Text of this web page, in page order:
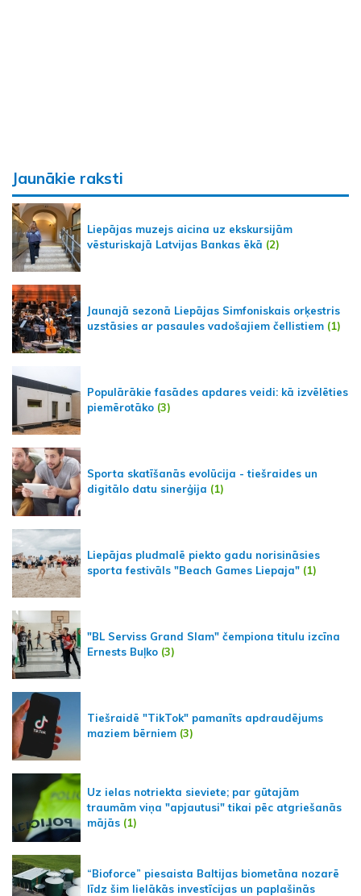
Jaunākie raksti
Liepājas muzejs aicina uz ekskursijām
vēsturiskajā Latvijas Bankas ēkā (2)
Jaunajā sezonā Liepājas Simfoniskais orķestris
uzstāsies ar pasaules vadošajiem čellistiem (1)
Populārākie fasādes apdares veidi: kā izvēlēties
piemērotāko (3)
Sporta skatīšanās evolūcija - tiešraides un
digitālo datu sinerģija (1)
Liepājas pludmalē piekto gadu norisināsies
sporta festivāls "Beach Games Liepaja" (1)
"BL Serviss Grand Slam" čempiona titulu izcīna
Ernests Buļko (3)
Tiešraidē "TikTok" pamanīts apdraudējums
maziem bērniem (3)
Uz ielas notriekta sieviete; par gūtajām
traumām viņa "apjautusi" tikai pēc atgriešanās
mājās (1)
“Bioforce” piesaista Baltijas biometāna nozarē
līdz šim lielākās investīcijas un paplašinās